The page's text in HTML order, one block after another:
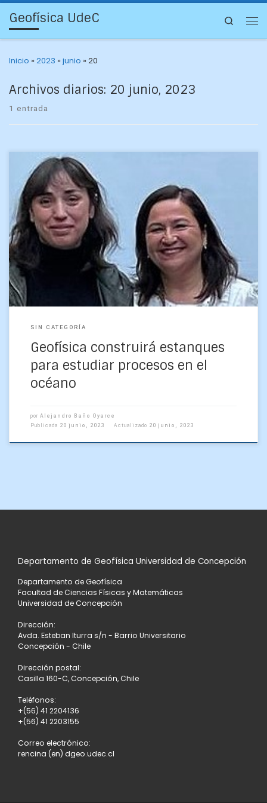
Geofísica UdeC Search
Inicio »2023 »junio »20
Archivos diarios: 20 junio, 2023
1 entrada
Actividades experimentales para 7 asignaturas de dos
carreras. El Departamento de Geofísica obtuvo
financiamiento para construir mini estanques para
observación de olas, tsunamis y otros […]
SIN CATEGORÍA
Geofísica construirá estanques
para estudiar procesos en el
océano
por Alejandro Baño Oyarce
Publicada 20 junio, 2023 Actualizado 20 junio, 2023
Departamento de Geofísica Universidad de Concepción
Departamento de Geofísica
Facultad de Ciencias Físicas y Matemáticas
Universidad de Concepción
Dirección:
Avda. Esteban Iturra s/n - Barrio Universitario
Concepción - Chile
Dirección postal:
Casilla 160-C, Concepción, Chile
Teléfonos:
+(56) 41 2204136
+(56) 41 2203155
Correo electrónico:
rencina (en) dgeo.udec.cl